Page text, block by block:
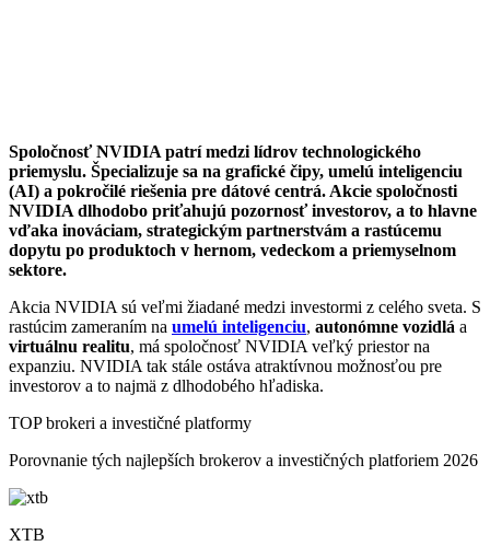
Spoločnosť NVIDIA patrí medzi lídrov technologického
priemyslu. Špecializuje sa na grafické čipy, umelú inteligenciu
(AI) a pokročilé riešenia pre dátové centrá. Akcie spoločnosti
NVIDIA dlhodobo priťahujú pozornosť investorov, a to hlavne
vďaka inováciam, strategickým partnerstvám a rastúcemu
dopytu po produktoch v hernom, vedeckom a priemyselnom
sektore.
Akcia NVIDIA sú veľmi žiadané medzi investormi z celého sveta. S
rastúcim zameraním na umelú inteligenciu, autonómne vozidlá a
virtuálnu realitu, má spoločnosť NVIDIA veľký priestor na
expanziu. NVIDIA tak stále ostáva atraktívnou možnosťou pre
investorov a to najmä z dlhodobého hľadiska.
TOP brokeri a investičné platformy
Porovnanie tých najlepších brokerov a investičných platforiem 2026
XTB